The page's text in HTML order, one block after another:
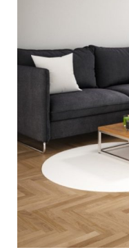
עם סלון
של
תמיד מכתיב
האווירה